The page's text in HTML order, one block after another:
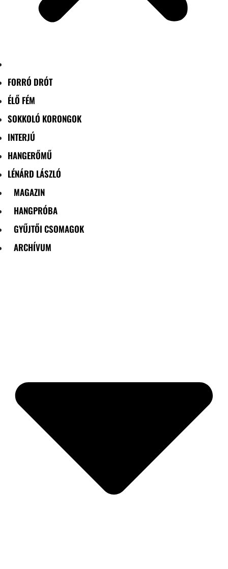
FORRÓ DRÓT
ÉLŐ FÉM
SOKKOLÓ KORONGOK
INTERJÚ
HANGERŐMŰ
LÉNÁRD LÁSZLÓ
MAGAZIN
HANGPRÓBA
GYŰJTŐI CSOMAGOK
ARCHÍVUM